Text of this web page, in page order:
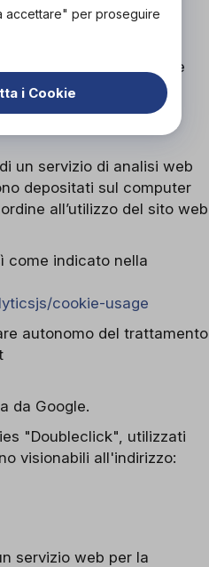
di terze parti, anche
i quali l’utente
cookie.
un servizio di analisi web
depositati sul computer
all’utilizzo del sito web
come indicato nella
cookie-usage
autonomo del trattamento
da Google.
"Doubleclick", utilizzati
visionabili all'indirizzo:
servizio web per la
accettare" per proseguire
i Cookie